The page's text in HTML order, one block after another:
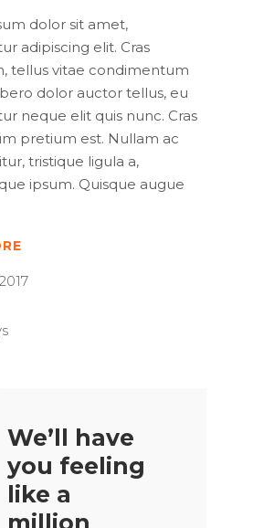
dolor sit amet,
adipiscing elit. Cras
tellus vitae condimentum
dolor auctor tellus, eu
neque elit quis nunc. Cras
pretium est. Nullam ac
tristique ligula a,
ipsum. Quisque augue
We’ll have
you feeling
like a
million